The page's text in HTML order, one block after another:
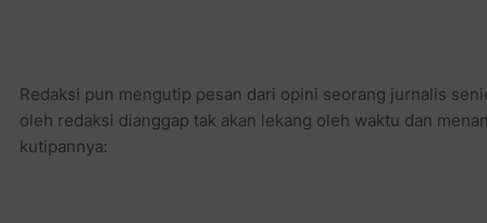
Redaksi pun mengutip pesan dari opini seorang jurnalis
oleh redaksi dianggap tak akan lekang oleh waktu dan
kutipannya: